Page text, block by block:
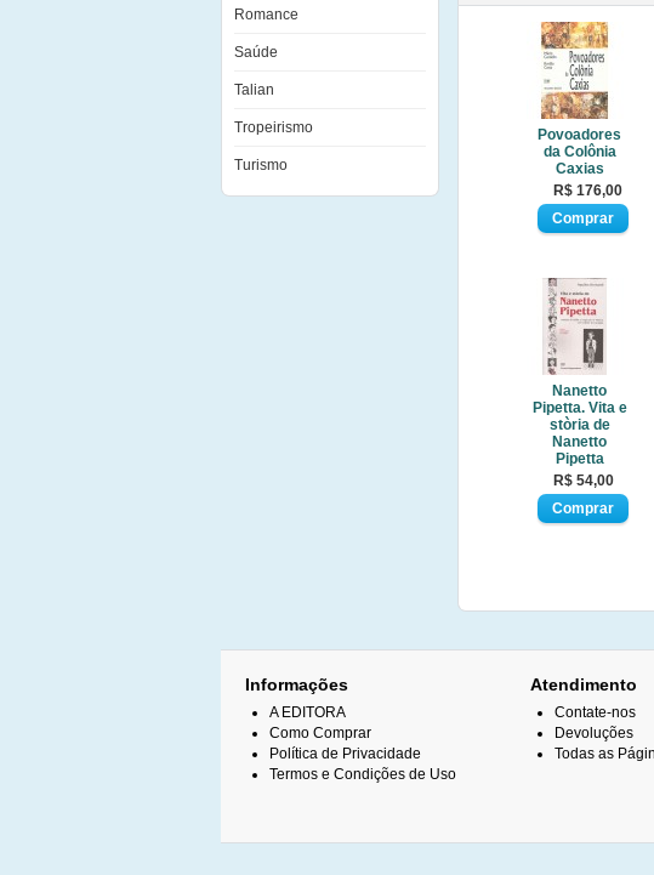
Romance
Saúde
Talian
Tropeirismo
Turismo
Povoadores
da Colônia
Caxias
R$ 176,00
Nanetto
Pipetta. Vita e
stòria de
Nanetto
Pipetta
R$ 54,00
Informações
A EDITORA
Como Comprar
Política de Privacidade
Termos e Condições de Uso
Atendimento
Contate-nos
Devoluções
Todas as